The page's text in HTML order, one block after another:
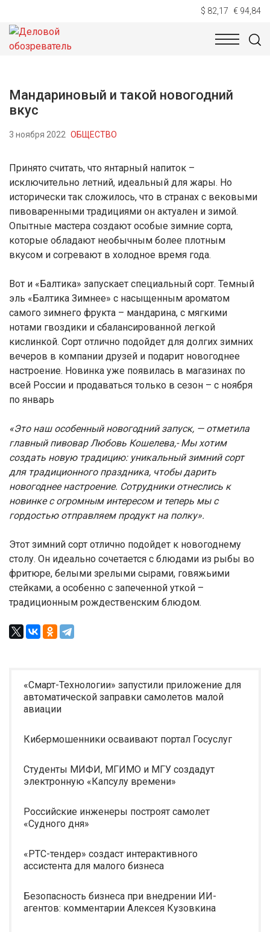
$ 82,17 € 94,84
НОВОСТИ
Мандариновый и такой новогодний
вкус
3 ноября 2022 ОБЩЕСТВО
Принято считать, что янтарный напиток –
исключительно летний, идеальный для жары. Но
исторически так сложилось, что в странах с вековыми
пивоваренными традициями он актуален и зимой.
Опытные мастера создают особые зимние сорта,
которые обладают необычным более плотным
вкусом и согревают в холодное время года.
Вот и «Балтика» запускает специальный сорт. Темный
эль «Балтика Зимнее» с насыщенным ароматом
самого зимнего фрукта – мандарина, с мягкими
нотами гвоздики и сбалансированной легкой
кислинкой. Сорт отлично подойдет для долгих зимних
вечеров в компании друзей и подарит новогоднее
настроение. Новинка уже появилась в магазинах по
всей России и продаваться только в сезон – с ноября
по январь
«Это наш особенный новогодний запуск, — отметила
главный пивовар Любовь Кошелева,- Мы хотим
создать новую традицию: уникальный зимний сорт
для традиционного праздника, чтобы дарить
новогоднее настроение. Сотрудники отнеслись к
новинке с огромным интересом и теперь мы с
гордостью отправляем продукт на полку».
Этот зимний сорт отлично подойдет к новогоднему
столу. Он идеально сочетается с блюдами из рыбы во
фритюре, белыми зрелыми сырами, говяжьими
стейками, а особенно с запеченной уткой –
традиционным рождественским блюдом.
«Смарт-Технологии» запустили приложение для
автоматической заправки самолетов малой
авиации
Кибермошенники осваивают портал Госуслуг
Студенты МИФИ, МГИМО и МГУ создадут
электронную «Капсулу времени»
Российские инженеры построят самолет
«Судного дня»
«РТС-тендер» создаст интерактивного
ассистента для малого бизнеса
Безопасность бизнеса при внедрении ИИ-
агентов: комментарии Алексея Кузовкина